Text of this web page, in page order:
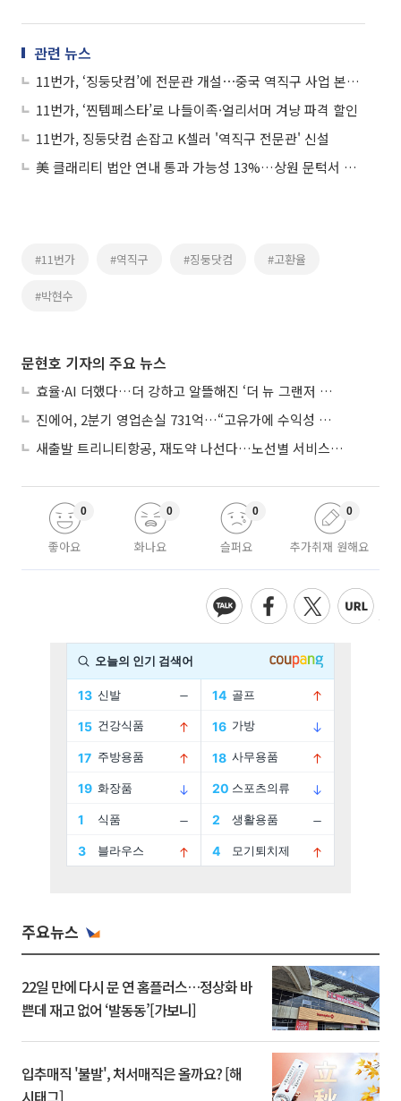
관련 뉴스
11번가, ‘징둥닷컴’에 전문관 개설⋯중국 역직구 사업 본격화
11번가, ‘찐템페스타’로 나들이족·얼리서머 겨냥 파격 할인
11번가, 징둥닷컴 손잡고 K셀러 '역직구 전문관' 신설
美 클래리티 법안 연내 통과 가능성 13%…상원 문턱서 제동
#11번가 #역직구 #징둥닷컴 #고환율
#박현수
문현호 기자의 주요 뉴스
효율·AI 더했다…더 강하고 알뜰해진 ‘더 뉴 그랜저 하이브리드’
진에어, 2분기 영업손실 731억…“고유가에 수익성 악화”
새출발 트리니티항공, 재도약 나선다…노선별 서비스 차별화
좋아요
0
화나요
0
슬퍼요
0
추가취재 원해요
0
주요뉴스
22일 만에 다시 문 연 홈플러스…정상화 바
쁜데 재고 없어 ‘발동동’[가보니]
입추매직 '불발', 처서매직은 올까요? [해
시태그]